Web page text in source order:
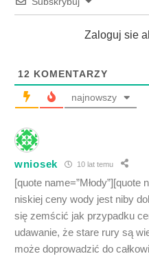
Zaloguj sie
12 KOMENTARZY
najnowszy
wniosek 10 lat temu
[quote
niskiej ceny wody jest niby
się zemścić jak przypadku
udawanie, że stare rury są
może doprowadzić do